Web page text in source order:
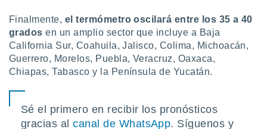
Finalmente, el termómetro oscilará entre los 35 a40
grados en un amplio sector que incluye a Baja
California Sur, Coahuila, Jalisco, Colima, Michoacán,
Guerrero, Morelos, Puebla, Veracruz, Oaxaca,
Chiapas, Tabasco y la Península de Yucatán.
Sé el primero en recibir los pronósticos
gracias alcanal de WhatsApp. Síguenos y